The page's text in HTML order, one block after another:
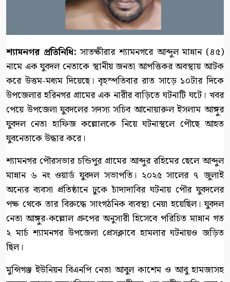
শ্যামনগর প্রতিনিধি: সাতক্ষীরার শ্যামনগরে আব্দুল মান্নান (৪৫)
নামে এক যুবদল নেতাকে স্থানীয় জনতা আপত্তিকর অবস্থায় আটক
করে উত্তম-মধ্যম দিয়েছে। বৃহস্পতিবার রাত সাড়ে ১০টার দিকে
উপজেলার হরিনগর গ্রামের এক নারীর বাড়িতে ঘটনাটি ঘটে। খবর
পেয়ে উপজেলা যুবদলের সদস্য সচিব আনোয়ারুল ইসলাম আঙ্গুর
যুবদল নেতা হাফিজ কল্লোলকে নিয়ে ঘটনাস্থলে পৌছে আহত
যুবনেতাকে উদ্ধার করে।
শ্যামনগর পৌরসভার চন্ডিপুর গ্রামের আব্দুর রহিমের ছেলে আব্দুল
মান্নান ৬ নং ওয়ার্ড যুবদল সভাপতি। ২০২৫ সালের ৭ জুলাই
অন্যের ব্যবসা প্রতিষ্ঠানে ঢুকে চাঁদাদাবির ঘটনায় পৌর যুবদলের
পক্ষ থেকে তার বিরুদ্ধে সাংগঠনিক ব্যবস্থা নেয়া হয়েছিল। যুবদল
নেতা আঙ্গুর-কল্লোল গ্রুপের অনুসারী হিসেবে পরিচিত মান্নান গত
২ মার্চ শ্যামনগর উপজেলা প্রেসক্লাবে হামলার ঘটনায়ও জড়িত
ছিল।
মুন্সিগঞ্জ ইউনিয়ন বিএনপি নেতা আবুল কাশেম ও আবু হামজাসহ